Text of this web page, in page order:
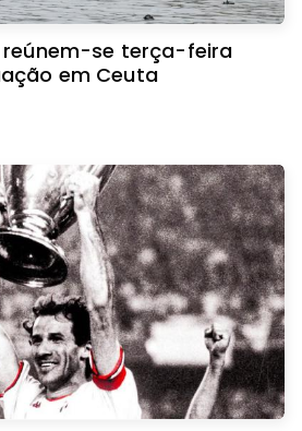
reúnem-se terça-feira
em Ceuta